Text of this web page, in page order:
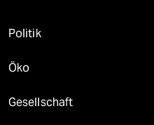
Politik
Öko
Gesellschaft